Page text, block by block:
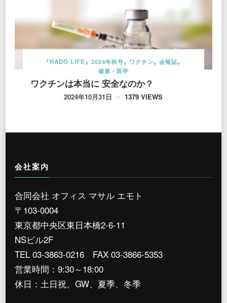
『HADO LIFE』2024年秋号 ワクチン
会報誌
健康・医学
ワクチンは本当に 安全なのか？
2024年10月31日 1379 VIEWS
会社案内
合同会社 オフィス マサル エモト
〒103-0004
東京都中央区東日本橋2-6-11
NSビル2F
TEL 03-3863-0216 FAX 03-3866-5353
営業時間：9:30～18:00
休日：土日祝、GW、夏季、冬季